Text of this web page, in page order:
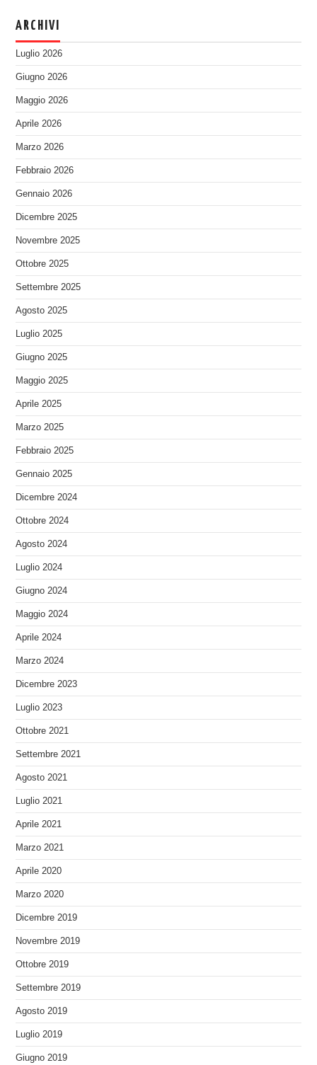
ARCHIVI
Luglio 2026
Giugno 2026
Maggio 2026
Aprile 2026
Marzo 2026
Febbraio 2026
Gennaio 2026
Dicembre 2025
Novembre 2025
Ottobre 2025
Settembre 2025
Agosto 2025
Luglio 2025
Giugno 2025
Maggio 2025
Aprile 2025
Marzo 2025
Febbraio 2025
Gennaio 2025
Dicembre 2024
Ottobre 2024
Agosto 2024
Luglio 2024
Giugno 2024
Maggio 2024
Aprile 2024
Marzo 2024
Dicembre 2023
Luglio 2023
Ottobre 2021
Settembre 2021
Agosto 2021
Luglio 2021
Aprile 2021
Marzo 2021
Aprile 2020
Marzo 2020
Dicembre 2019
Novembre 2019
Ottobre 2019
Settembre 2019
Agosto 2019
Luglio 2019
Giugno 2019